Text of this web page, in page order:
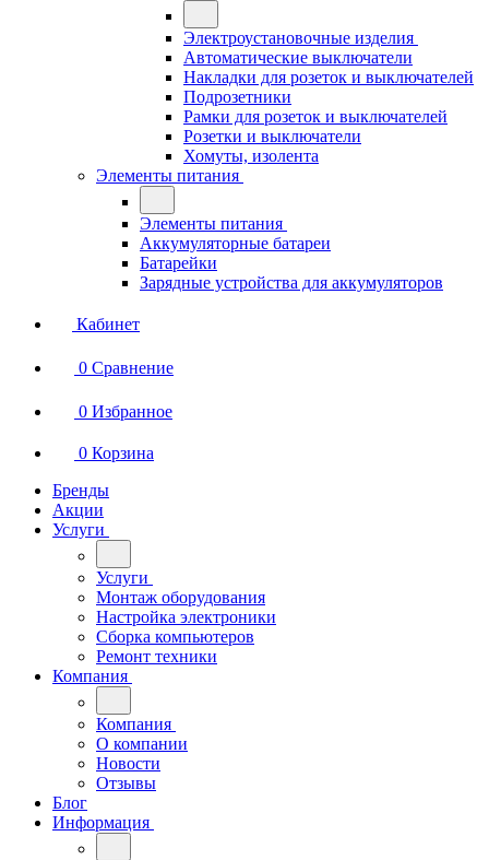
Электроустановочные изделия
Автоматические выключатели
Накладки для розеток и выключателей
Подрозетники
Рамки для розеток и выключателей
Розетки и выключатели
Хомуты, изолента
Элементы питания
Элементы питания
Аккумуляторные батареи
Батарейки
Зарядные устройства для аккумуляторов
Кабинет
0 Сравнение
0 Избранное
0 Корзина
Бренды
Акции
Услуги
Услуги
Монтаж оборудования
Настройка электроники
Сборка компьютеров
Ремонт техники
Компания
Компания
О компании
Новости
Отзывы
Блог
Информация